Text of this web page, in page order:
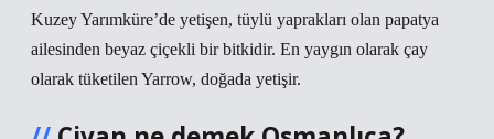
Kuzey Yarımküre’de yetişen, tüylü yaprakları olan papatya
ailesinden beyaz çiçekli bir bitkidir. En yaygın olarak çay
olarak tüketilen Yarrow, doğada yetişir.